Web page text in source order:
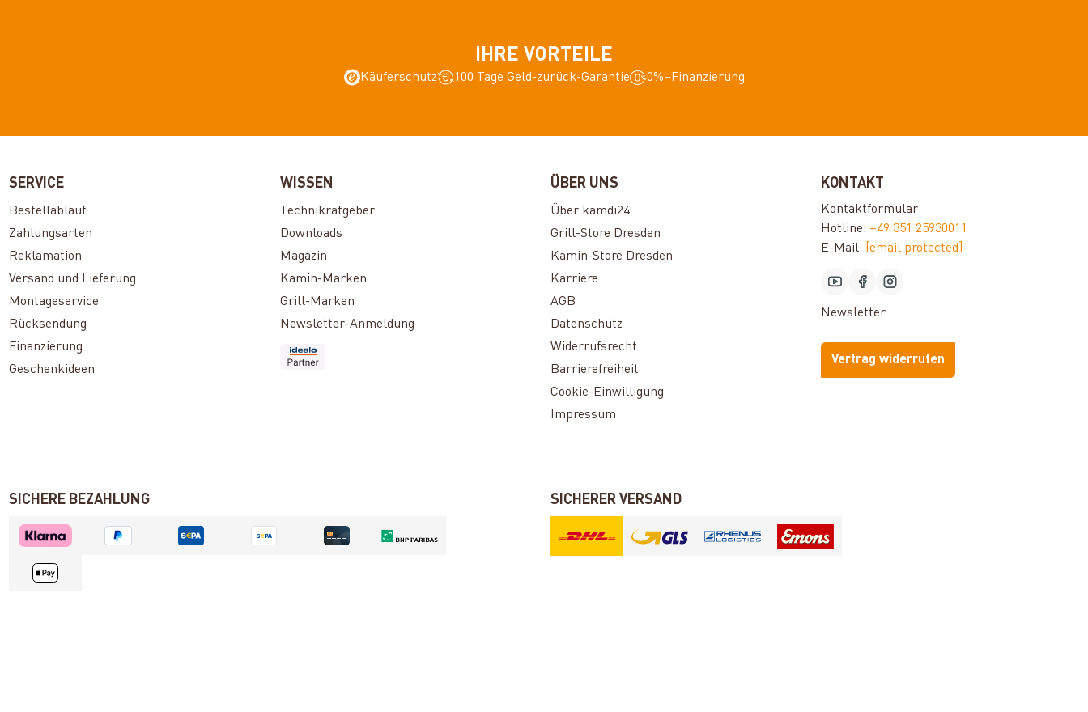
IHRE VORTEILE
Käuferschutz 100 Tage Geld-zurück-Garantie 0%–Finanzierung
SERVICE
Bestellablauf
Zahlungsarten
Reklamation
Versand und Lieferung
Montageservice
Rücksendung
Finanzierung
Geschenkideen
WISSEN
Technikratgeber
Downloads
Magazin
Kamin-Marken
Grill-Marken
Newsletter-Anmeldung
ÜBER UNS
Über kamdi24
Grill-Store Dresden
Kamin-Store Dresden
Karriere
AGB
Datenschutz
Widerrufsrecht
Barrierefreiheit
Cookie-Einwilligung
Impressum
KONTAKT
Kontaktformular
Hotline: +49 351 25930011
E-Mail:
[email protected]
Newsletter
Vertrag widerrufen
SICHERE BEZAHLUNG SICHERER VERSAND